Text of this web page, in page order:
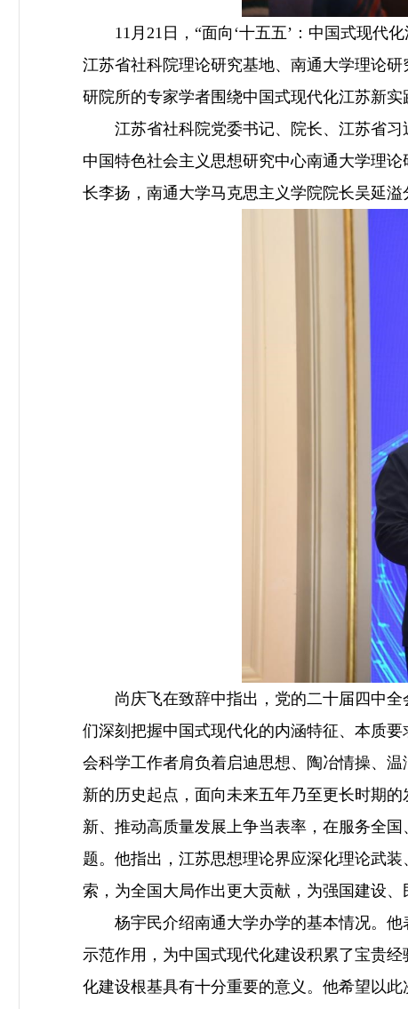
11月21日，“面向‘十五五’：中国式现代化
江苏省社科院理论研究基地、南通大学理论
研院所的专家学者围绕中国式现代化江苏新
江苏省社科院党委书记、院长、江苏省习
中国特色社会主义思想研究中心南通大学理
长李扬，南通大学马克思主义学院院长吴延溢
尚庆飞在致辞中指出，党的二十届四中全
们深刻把握中国式现代化的内涵特征、本质
会科学工作者肩负着启迪思想、陶冶情操、
新的历史起点，面向未来五年乃至更长时期
新、推动高质量发展上争当表率，在服务全
题。他指出，江苏思想理论界应深化理论武
索，为全国大局作出更大贡献，为强国建设、
杨宇民介绍南通大学办学的基本情况。他
示范作用，为中国式现代化建设积累了宝贵
化建设根基具有十分重要的意义。他希望以